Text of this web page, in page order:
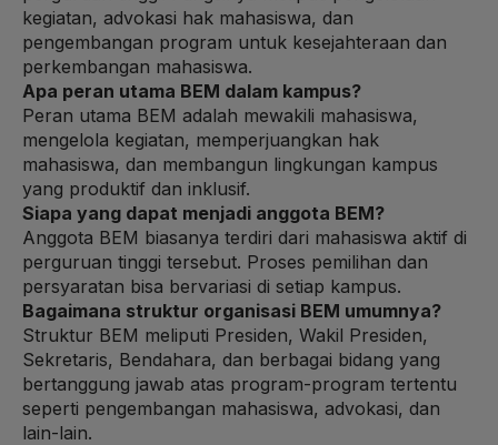
kegiatan, advokasi hak mahasiswa, dan
pengembangan program untuk kesejahteraan dan
perkembangan mahasiswa.
Apa peran utama BEM dalam kampus?
Peran utama BEM adalah mewakili mahasiswa,
mengelola kegiatan, memperjuangkan hak
mahasiswa, dan membangun lingkungan kampus
yang produktif dan inklusif.
Siapa yang dapat menjadi anggota BEM?
Anggota BEM biasanya terdiri dari mahasiswa aktif di
perguruan tinggi tersebut. Proses pemilihan dan
persyaratan bisa bervariasi di setiap kampus.
Bagaimana struktur organisasi BEM umumnya?
Struktur BEM meliputi Presiden, Wakil Presiden,
Sekretaris, Bendahara, dan berbagai bidang yang
bertanggung jawab atas program-program tertentu
seperti pengembangan mahasiswa, advokasi, dan
lain-lain.